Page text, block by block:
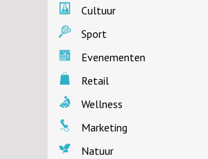
Cultuur
Sport
Evenementen
Retail
Wellness
Marketing
Natuur